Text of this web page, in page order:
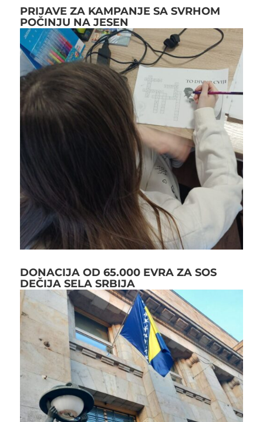
PRIJAVE ZA KAMPANJE SA SVRHOM
POČINJU NA JESEN
DONACIJA OD 65.000 EVRA ZA SOS
DEČIJA SELA SRBIJA